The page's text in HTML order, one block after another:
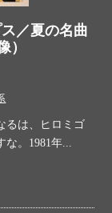
／夏の名曲
）
るは、ヒロミゴ
な。1981年...